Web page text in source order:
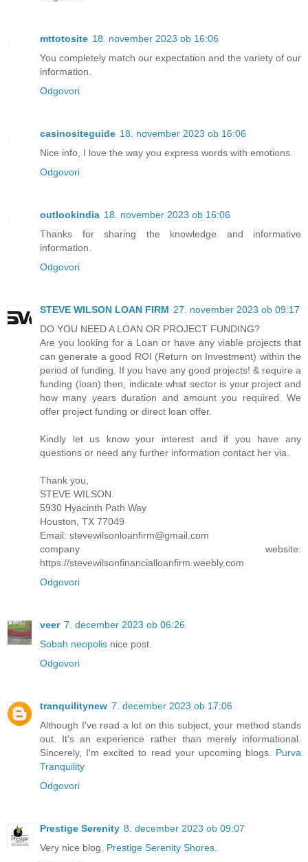
mttotosite 18. november 2023 ob 16:06
You completely match our expectation and the variety of our
information.
Odgovori
casinositeguide 18. november 2023 ob 16:06
Nice info, I love the way you express words with emotions.
Odgovori
outlookindia 18. november 2023 ob 16:06
Thanks for sharing the knowledge and informative
information.
Odgovori
STEVE WILSON LOAN FIRM 27. november 2023 ob 09:17
DO YOU NEED A LOAN OR PROJECT FUNDING?
Are you looking for a Loan or have any viable projects that
can generate a good ROI (Return on Investment) within the
period of funding. If you have any good projects! & require a
funding (loan) then, indicate what sector is your project and
how many years duration and amount you required. We
offer project funding or direct loan offer.
Kindly let us know your interest and if you have any
questions or need any further information contact her via.
Thank you,
STEVE WILSON.
5930 Hyacinth Path Way
Houston, TX 77049
Email: stevewilsonloanfirm@gmail.com
company website:
https://stevewilsonfinancialloanfirm.weebly.com
Odgovori
veer 7. december 2023 ob 06:26
Sobah neopolis nice post.
Odgovori
tranquilitynew 7. december 2023 ob 17:06
Although I've read a lot on this subject, your method stands
out. It's an experience rather than merely informational.
Sincerely, I'm excited to read your upcoming blogs. Purva
Tranquility
Odgovori
Prestige Serenity 8. december 2023 ob 09:07
Very nice blog. Prestige Serenity Shores